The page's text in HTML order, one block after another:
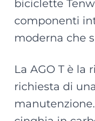
biciclette
componenti
moderna che
La AGO T è la
richiesta di